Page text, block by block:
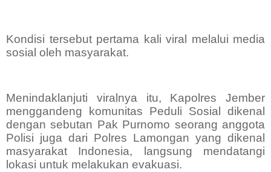
Kondisi tersebut pertama kali viral melalui media
sosial oleh masyarakat.
Menindaklanjuti viralnya itu, Kapolres Jember
menggandeng komunitas Peduli Sosial dikenal
dengan sebutan Pak Purnomo seorang anggota
Polisi juga dari Polres Lamongan yang dikenal
masyarakat Indonesia, langsung mendatangi
lokasi untuk melakukan evakuasi.